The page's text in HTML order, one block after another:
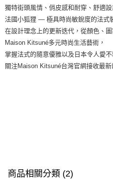
獨特街頭風情、俏皮感和耐穿、舒適設
法國小狐狸 — 極具時尚敏銳度的法式
在設計理念上的更新迭代，從顏色、
Maison Kitsuné多元時尚生活藝術，
掌握法式的隨意優雅以及日本令人愛不
關注Maison Kitsuné台灣官網接收最新
商品相關分類 (2)